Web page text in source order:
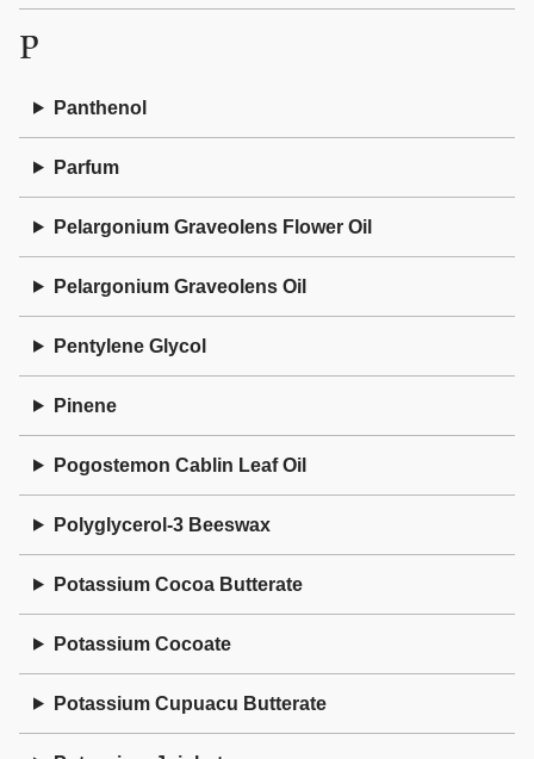
P
Panthenol
Parfum
Pelargonium Graveolens Flower Oil
Pelargonium Graveolens Oil
Pentylene Glycol
Pinene
Pogostemon Cablin Leaf Oil
Polyglycerol-3 Beeswax
Potassium Cocoa Butterate
Potassium Cocoate
Potassium Cupuacu Butterate